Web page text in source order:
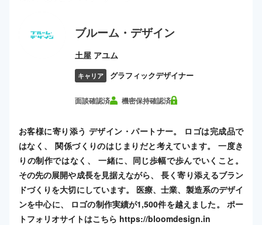
ブルーム・デザイン
土屋 アユム
キャリア グラフィックデザイナー
面談確認済 機密保持確認済
お客様に寄り添う デザイン・パートナー。 ロゴは完成品で
はなく、 関係づくりのはじまりだと考えています。 一度き
りの制作ではなく、 一緒に、同じ歩幅で歩んでいくこと。
その先の展開や成長を見据えながら、 長く寄り添えるブラン
ドづくりを大切にしています。 医療、士業、製造系のデザイ
ンを中心に、 ロゴの制作実績が1,500件を越えました。 ポー
トフォリオサイトはこちら https://bloomdesign.in